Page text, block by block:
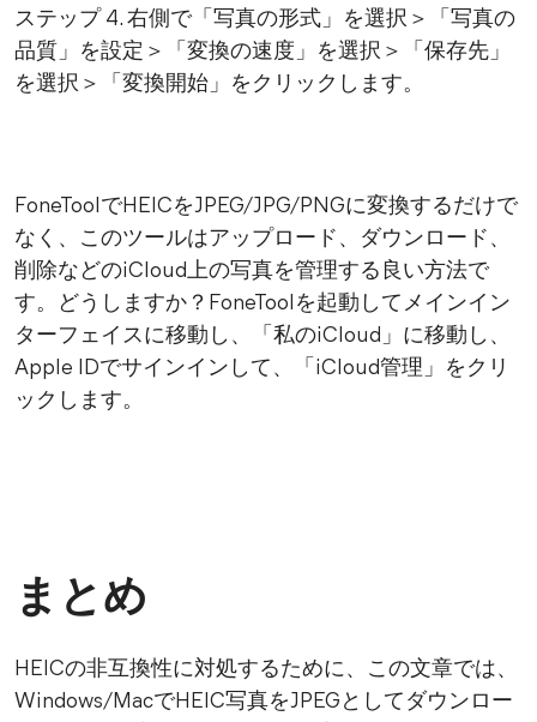
ステップ 4. 右側で「写真の形式」を選択＞「写真の
品質」を設定＞「変換の速度」を選択＞「保存先」
を選択＞「変換開始」をクリックします。
FoneToolでHEICをJPEG/JPG/PNGに変換するだけで
なく、このツールはアップロード、ダウンロード、
削除などのiCloud上の写真を管理する良い方法で
す。どうしますか？FoneToolを起動してメインイン
ターフェイスに移動し、「私のiCloud」に移動し、
Apple IDでサインインして、「iCloud管理」をクリ
ックします。
まとめ
HEICの非互換性に対処するために、この文章では、
Windows/MacでHEIC写真をJPEGとしてダウンロー